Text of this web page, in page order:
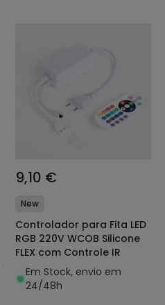
9,10 €
New
Controlador para Fita LED
RGB 220V WCOB Silicone
FLEX com Controle IR
Em Stock, envio em
24/48h